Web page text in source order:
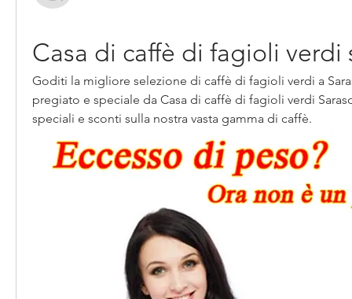
Casa di caffè di fagioli verdi
Goditi la migliore selezione di caffè di fagioli verdi a
pregiato e speciale da Casa di caffè di fagioli verdi
speciali e sconti sulla nostra vasta gamma di caffè.